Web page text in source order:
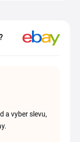
a vyber slevu,